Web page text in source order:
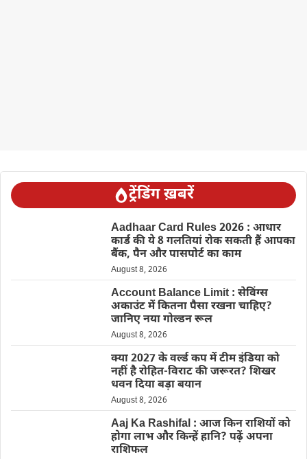
ट्रेंडिंग ख़बरें
Aadhaar Card Rules 2026 : आधार
कार्ड की ये 8 गलतियां रोक सकती हैं आपका
बैंक, पैन और पासपोर्ट का काम
August 8, 2026
Account Balance Limit : सेविंग्स
अकाउंट में कितना पैसा रखना चाहिए?
जानिए नया गोल्डन रूल
August 8, 2026
क्या 2027 के वर्ल्ड कप में टीम इंडिया को
नहीं है रोहित-विराट की जरूरत? शिखर
धवन दिया बड़ा बयान
August 8, 2026
Aaj Ka Rashifal : आज किन राशियों को
होगा लाभ और किन्हें हानि? पढ़ें अपना
राशिफल